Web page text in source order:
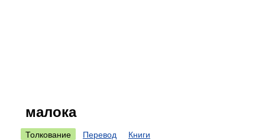
малока
Толкование Перевод Книги